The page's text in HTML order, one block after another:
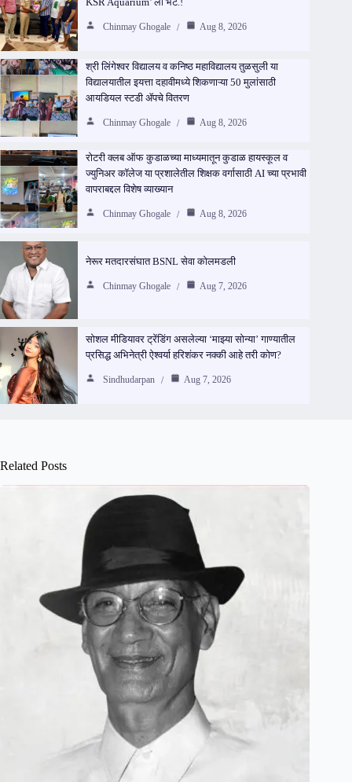
Chinmay Ghogale Aug 8, 2026
श्री लिंगेश्वर विद्यालय व कनिष्ठ महाविद्यालय तुळसुली या
विद्यालयातील इयत्ता दहावीमध्ये शिकणाऱ्या 50 मुलांसाठी
आयडियल स्टडी ॲपचे वितरण
Chinmay Ghogale Aug 8, 2026
रोटरी क्लब ऑफ कुडाळच्या माध्यमातून कुडाळ हायस्कूल व
ज्युनिअर कॉलेज या प्रशालेतील शिक्षक वर्गासाठी AI च्या प्रभावी
वापराबद्दल विशेष व्याख्यान
Chinmay Ghogale Aug 8, 2026
नेरूर मतदारसंघात BSNL सेवा कोलमडली
Chinmay Ghogale Aug 7, 2026
सोशल मीडियावर ट्रेंडिंग असलेल्या ‘माझ्या सोन्या’ गाण्यातील
प्रसिद्ध अभिनेत्री ऐश्वर्या हरिशंकर नक्की आहे तरी कोण?
Sindhudarpan Aug 7, 2026
Related Posts